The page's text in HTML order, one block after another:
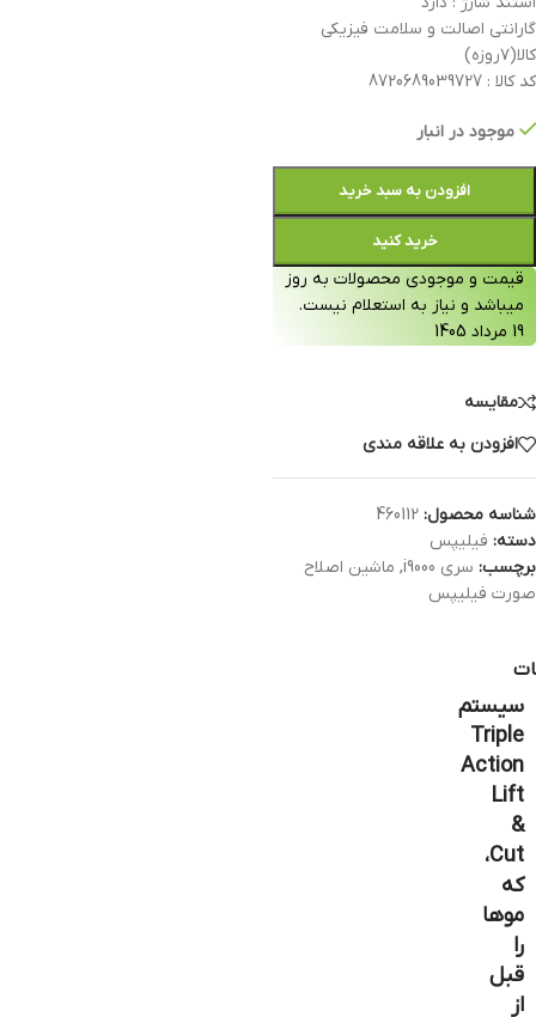
گارانتی اصالت و سلامت فیزیکی
کالا(۷روزه)
کد کالا : 8720689039727
موجود در انبار
افزودن به سبد خرید
خرید کنید
قیمت و موجودی محصولات به روز
میباشد و نیاز به استعلام نیست.
19 مرداد 1405
مقایسه
افزودن به علاقه مندی
شناسه محصول: 460112
دسته: فیلیپس
برچسب: سری i9000 , ماشین اصلاح
صورت فیلیپس
سیستم
Triple
Action
Lift
&
Cut،
که
موها
را
قبل
از